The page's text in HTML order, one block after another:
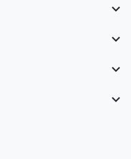



